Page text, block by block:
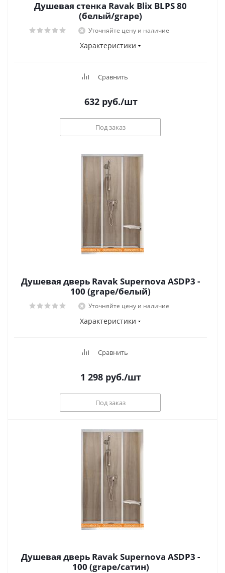
Душевая стенка Ravak Blix BLPS 80
(белый/grape)
Уточняйте цену и наличие
Характеристики
Сравнить
632руб./шт
Под заказ
Душевая дверь Ravak Supernova ASDP3 -
100 (grape/белый)
Уточняйте цену и наличие
Характеристики
Сравнить
1 298 руб./шт
Под заказ
Душевая дверь Ravak Supernova ASDP3 -
100 (grape/сатин)